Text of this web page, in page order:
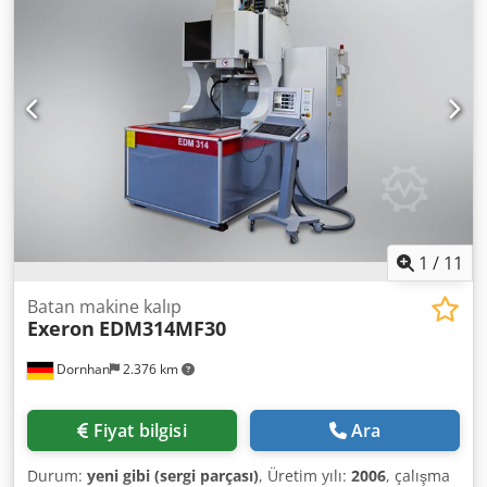
boyutları: 2300x1300x700 mm Çalışma tablası: 1.700x1.000
mm Kullanılabilir dielektrik yüksekliği: 620 mm Jeneratör
Standart minimum pürüzlülük: VDI=0 Güç: 60 A Makine
aşağıdakilerle birlikte tamamlanmıştır: •120 A Uzman
Sistemli jeneratör •Sabit tabla 1700x1000 mm •Eksenlerin
eşzamanlı kontrolü için CNC •Otomatik bağlantılı ONA
entegre C ekseni, System 3R Macro Standard tipi •Otomatik
temizleme döngüsüne sahip çevreci filtre Dsdpexwma Aefx
Anpjkr •Dielektrik sıcaklık termokontrolü Üretim yılı: 2003
1 / 11
Dornhan 2.376 km
Batan makine kalıp
Exeron EDM314MF30
Fiyat bilgisi Ara
Durum: yeni gibi (sergi parçası), Üretim yılı: 2006, çalışma